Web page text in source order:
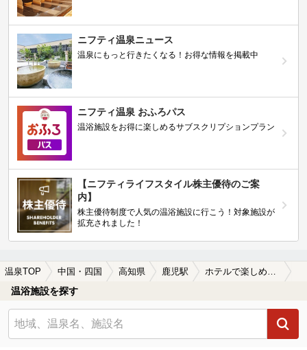
ニフティ温泉ニュース
温泉にもっと行きたくなる！お得な情報を掲載中
ニフティ温泉 おふろパス
温浴施設をお得に楽しめるサブスクリプションプラン
【ニフティライフスタイル株主優待のご案
内】
株主優待制度で人気の温浴施設に行こう！対象施設が
拡充されました！
温泉TOP 中国・四国 高知県 鹿児駅 ホテルで楽しめる鹿児駅近くの温泉、日帰り温泉、スーパー銭湯おすすめ
温浴施設を探す